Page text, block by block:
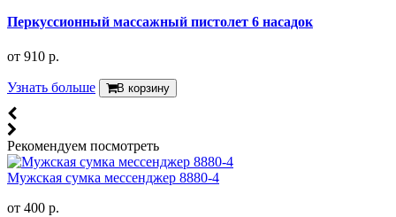
Перкуссионный массажный пистолет 6 насадок
от 910 р.
Узнать больше В корзину
Рекомендуем посмотреть
Мужская сумка мессенджер 8880-4
от 400 р.